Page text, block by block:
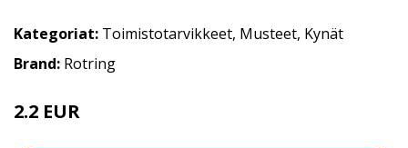
Kategoriat: Toimistotarvikkeet, Musteet, Kynät
Brand: Rotring
2.2 EUR